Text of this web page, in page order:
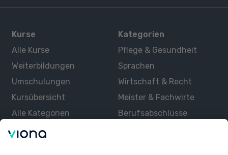
Kurse
Alle Kurse
Weiterbildungen
Umschulungen
Kursübersicht
Alle Kategorien
Kategorien
Pflege & Gesundheit
Sprachen
Wirtschaft & Recht
Meister & Fachwirte
Berufsabschlüsse
Über uns